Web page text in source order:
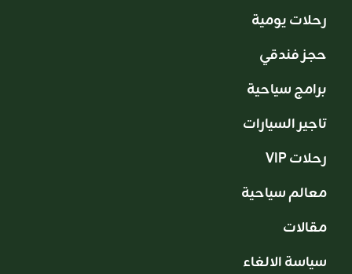
رحلات يومية
حجز فندقي
برامج سياحية
تاجير السيارات
VIP رحلات
معالم سياحية
مقالات
سياسة الالغاء